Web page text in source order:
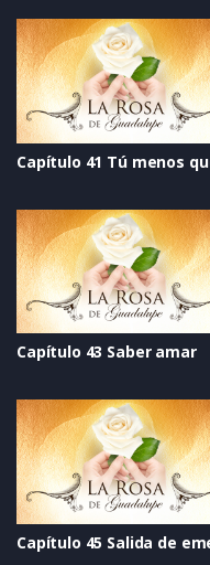
Capítulo 43 Saber amar